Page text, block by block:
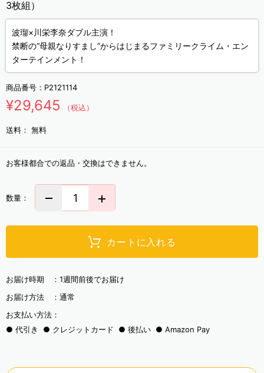
3枚組）
波瑠×川栄李奈ダブル主演！
禁断の“母親なりすまし”からはじまるファミリークライム・エン
ターテインメント！
商品番号： P2121114
¥29,645 （税込）
送料： 無料
お客様都合での返品・交換はできません。
数量：
カートに入れる
お届け時期 ： 1週間前後でお届け
お届け方法 ： 通常
お支払い方法：
代引き
クレジットカード 後払い Amazon Pay